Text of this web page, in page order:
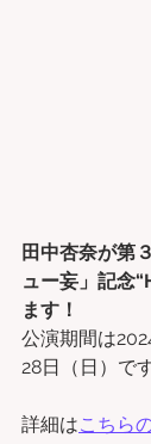
田中杏奈が第
ュー妄」記念
ます！
公演期間は
28日（日）です
詳細はこちら